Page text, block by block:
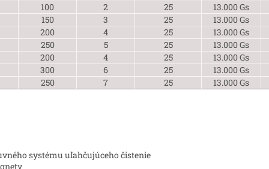
100 2 25 13.000 Gs
150 3 25 13.000 Gs
200 4 25 13.000 Gs
250 5 25 13.000 Gs
200 4 25 13.000 Gs
300 6 25 13.000 Gs
250 7 25 13.000 Gs
systému uľahčujúceho čistenie